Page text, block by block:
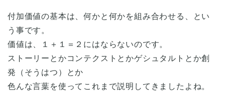
付加価値の基本は、何かと何かを組み合わせる、とい
う事です。
価値は、１＋１＝２にはならないのです。
ストーリーとかコンテクストとかゲシュタルトとか創
発（そうはつ）とか
色んな言葉を使ってこれまで説明してきましたよね。